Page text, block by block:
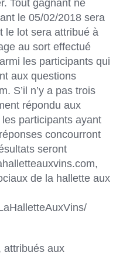
Tout gagnant ne
le 05/02/2018 sera
le lot sera attribué à
au sort effectué
les participants qui
aux questions
S’il n’y a pas trois
répondu aux
participants ayant
concourront
seront
de la hallette aux
attribués aux